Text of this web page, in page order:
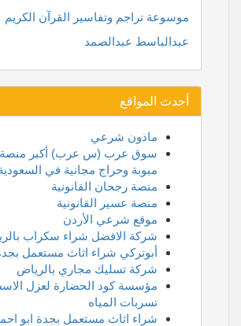
موسوعة تراجم وتفاسير القرآن الكريم
عبدالباسط عبدالصمد
أحدث المواقع
ماذون شرعي
سوق عرب (س عرب) أكبر منصة
مبوبة وحراج مجانية في
منصة رجحان القانونية
منصة عسير القانونية
موقع شرعي الأردن
شركة الافضل شراء سكراب
أبوتركي شراء اثاث مستعمل
شركة تسليك مجاري بالرياض
مؤسسة كود الحضارة لعزل
تسربات المياه
شراء اثاث مستعمل بجدة ابو